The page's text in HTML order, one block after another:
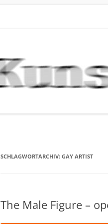
SCHLAGWORTARCHIV: GAY ARTIST
The Male Figure –